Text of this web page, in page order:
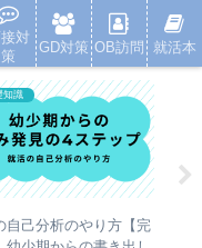
アを変えた
知識
自己分析のやり方【完
対
策
GD対策 OB訪問 就活本